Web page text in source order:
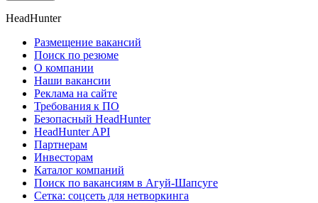
HeadHunter
Размещение вакансий
Поиск по резюме
О компании
Наши вакансии
Реклама на сайте
Требования к ПО
Безопасный HeadHunter
HeadHunter API
Партнерам
Инвесторам
Каталог компаний
Поиск по вакансиям в Агуй-Шапсуге
Сетка: соцсеть для нетворкинга